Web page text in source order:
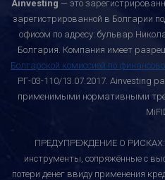
Ainvesting — это
зарегистрированной в Болгарии
офисом по адресу: бульвар
Болгария. Компания имеет
Болгарской комиссией по
РГ-03-110/13.07.2017. Ainvesting
применимыми нормативными
ПРЕДУПРЕЖДЕНИЕ О РИСКАХ:
инструменты, сопряжённые с
потери денег ввиду применения